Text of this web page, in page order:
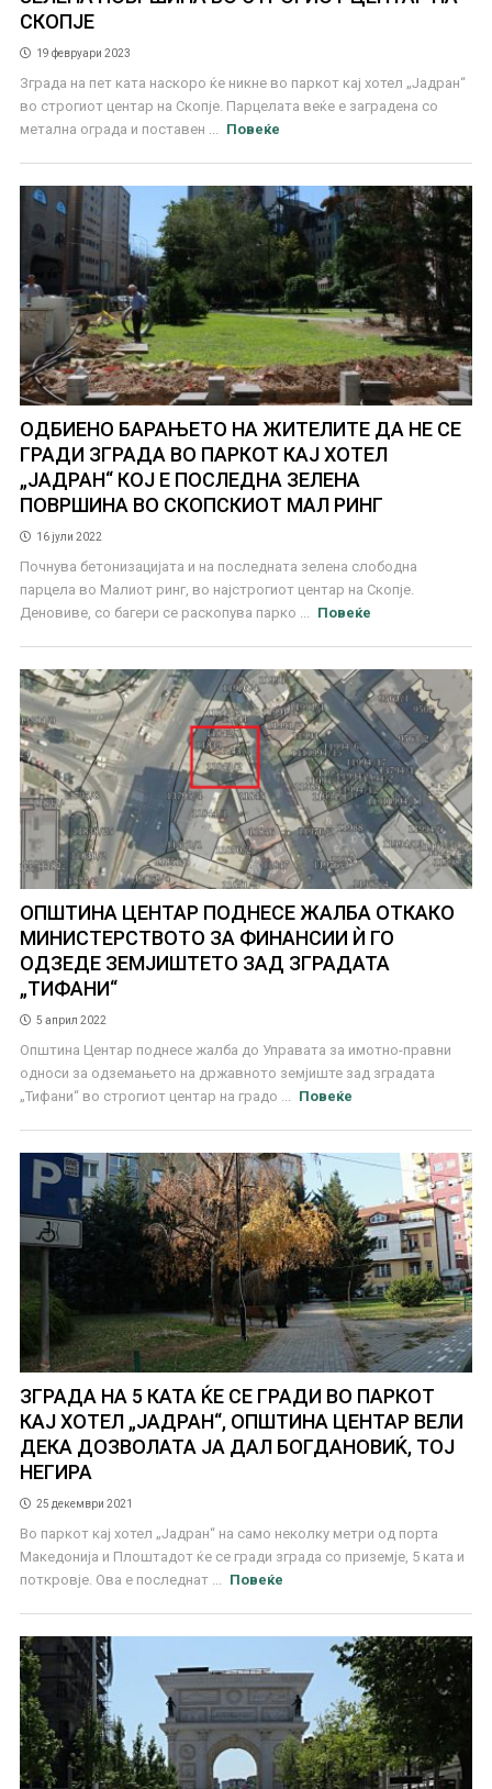
СКОПЈЕ
19 февруари 2023
Зграда на пет ката наскоро ќе никне во паркот кај хотел „Јадран“
во строгиот центар на Скопје. Парцелата веќе е заградена со
метална ограда и поставен ...
Повеќе
ОДБИЕНО БАРАЊЕТО НА ЖИТЕЛИТЕ ДА НЕ СЕ
ГРАДИ ЗГРАДА ВО ПАРКОТ КАЈ ХОТЕЛ
„ЈАДРАН“ КОЈ Е ПОСЛЕДНА ЗЕЛЕНА
ПОВРШИНА ВО СКОПСКИОТ МАЛ РИНГ
16 јули 2022
Почнува бетонизацијата и на последната зелена слободна
парцела во Малиот ринг, во најстрогиот центар на Скопје.
Деновиве, со багери се раскопува парко ...
Повеќе
ОПШТИНА ЦЕНТАР ПОДНЕСЕ ЖАЛБА ОТКАКО
МИНИСТЕРСТВОТО ЗА ФИНАНСИИ Ѝ ГО
ОДЗЕДЕ ЗЕМЈИШТЕТО ЗАД ЗГРАДАТА
„ТИФАНИ“
5 април 2022
Општина Центар поднесе жалба до Управата за имотно-правни
односи за одземањето на државното земјиште зад зградата
„Тифани“ во строгиот центар на градо ...
Повеќе
ЗГРАДА НА 5 КАТА ЌЕ СЕ ГРАДИ ВО ПАРКОТ
КАЈ ХОТЕЛ „ЈАДРАН“, ОПШТИНА ЦЕНТАР ВЕЛИ
ДЕКА ДОЗВОЛАТА ЈА ДАЛ БОГДАНОВИЌ, ТОЈ
НЕГИРА
25 декември 2021
Во паркот кај хотел „Јадран“ на само неколку метри од порта
Македонија и Плоштадот ќе се гради зграда со приземје, 5 ката и
поткровје. Ова е последнат ...
Повеќе